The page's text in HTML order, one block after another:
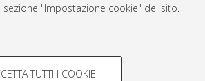
"Impostazione cookie" del sito.
COOKIE TECNICI -
TUTTI I COOKIE